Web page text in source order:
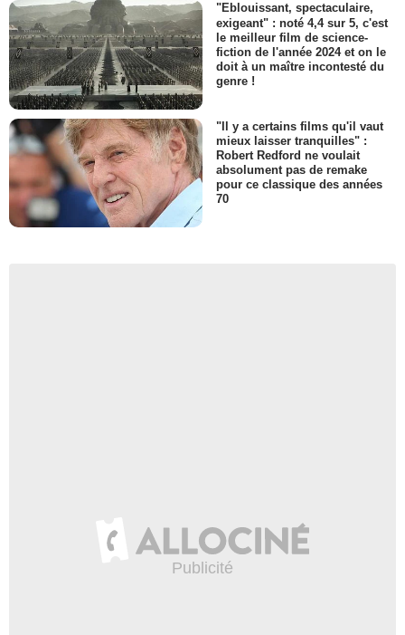
"Eblouissant, spectaculaire,
exigeant" : noté 4,4 sur 5, c'est
le meilleur film de science-
fiction de l'année 2024 et on le
doit à un maître incontesté du
genre !
"Il y a certains films qu'il vaut
mieux laisser tranquilles" :
Robert Redford ne voulait
absolument pas de remake
pour ce classique des années
70